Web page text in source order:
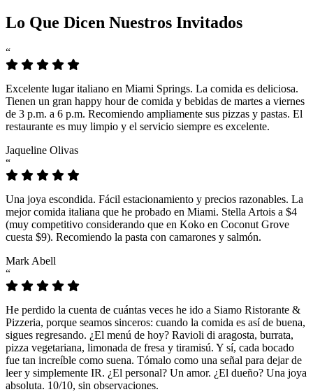
Lo Que Dicen Nuestros Invitados
“
Excelente lugar italiano en Miami Springs. La comida es deliciosa.
Tienen un gran happy hour de comida y bebidas de martes a viernes
de 3 p.m. a 6 p.m. Recomiendo ampliamente sus pizzas y pastas. El
restaurante es muy limpio y el servicio siempre es excelente.
Jaqueline Olivas
“
Una joya escondida. Fácil estacionamiento y precios razonables. La
mejor comida italiana que he probado en Miami. Stella Artois a $4
(muy competitivo considerando que en Koko en Coconut Grove
cuesta $9). Recomiendo la pasta con camarones y salmón.
Mark Abell
“
He perdido la cuenta de cuántas veces he ido a Siamo Ristorante &
Pizzeria, porque seamos sinceros: cuando la comida es así de buena,
sigues regresando. ¿El menú de hoy? Ravioli di aragosta, burrata,
pizza vegetariana, limonada de fresa y tiramisú. Y sí, cada bocado
fue tan increíble como suena. Tómalo como una señal para dejar de
leer y simplemente IR. ¿El personal? Un amor. ¿El dueño? Una joya
absoluta. 10/10, sin observaciones.